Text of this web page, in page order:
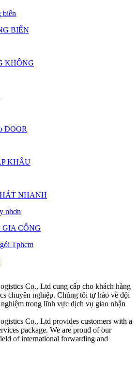
BIỂN
KHÔNG
DOOR
KHẨU
NHANH
CÔNG
Co., Ltd cung cấp cho khách hàng
chuyên nghiệp. Chúng tôi tự hào về đội
trong lĩnh vực dịch vụ giao nhận
Co., Ltd provides customers with a
package. We are proud of our
of international forwarding and